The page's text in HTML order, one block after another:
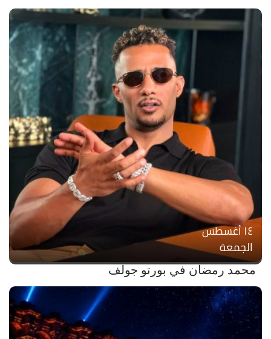
۱٤ أغسطس
الجمعة
محمد رمضان في بورتو جولف